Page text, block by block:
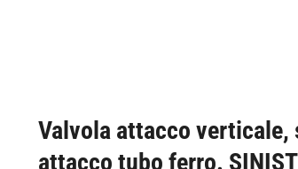
Valvola attacco
attacco tubo ferro.